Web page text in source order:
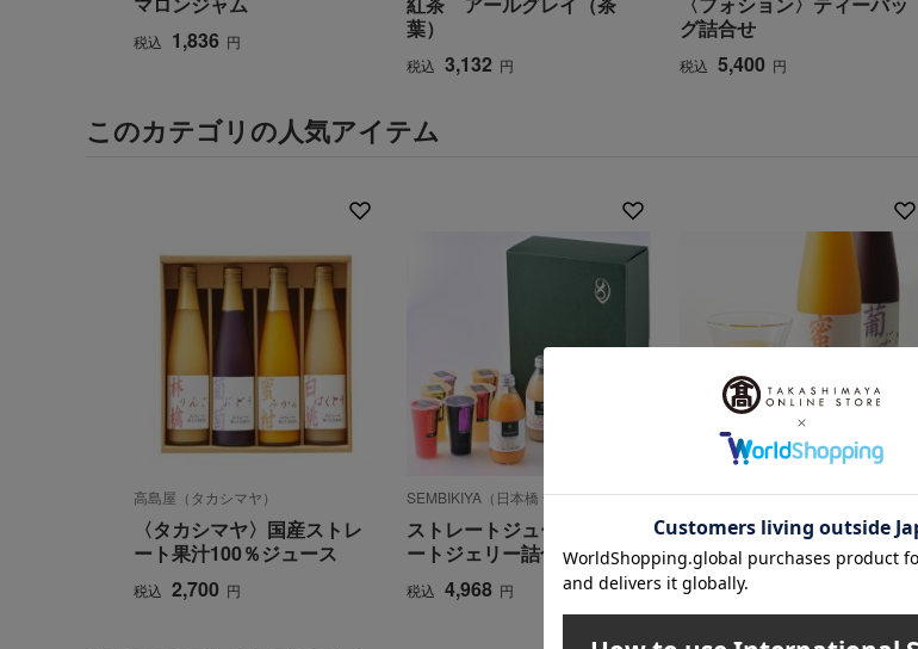
税込 1,836 円
葉）
税込 3,132 円
グ詰合せ
税込 5,400 円
このカテゴリの人気アイテム
高島屋（タカシマヤ）
〈タカシマヤ〉国産ストレ
ート果汁100％ジュース
税込 2,700 円
SEMBIKIYA（日本橋 千疋屋総本店）
ストレートジュース・フル
ートジェリー詰合せ
税込 4,968 円
高島屋（タカシマヤ）
〈タカシマヤ〉国産ストレ
ート果汁100％ジュース
税込 3,240